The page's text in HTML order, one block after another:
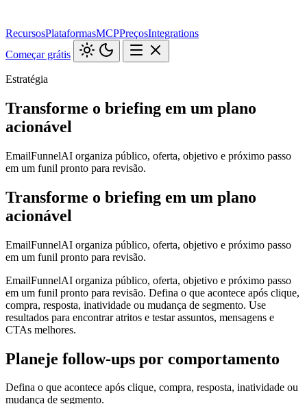
RecursosPlataformasMCPPreçosIntegrations
Começar grátis
Estratégia
Transforme o briefing em um plano
acionável
EmailFunnelAI organiza público, oferta, objetivo e próximo passo
em um funil pronto para revisão.
Transforme o briefing em um plano
acionável
EmailFunnelAI organiza público, oferta, objetivo e próximo passo
em um funil pronto para revisão.
EmailFunnelAI organiza público, oferta, objetivo e próximo passo
em um funil pronto para revisão. Defina o que acontece após clique,
compra, resposta, inatividade ou mudança de segmento. Use
resultados para encontrar atritos e testar assuntos, mensagens e
CTAs melhores.
Planeje follow-ups por comportamento
Defina o que acontece após clique, compra, resposta, inatividade ou
mudança de segmento.